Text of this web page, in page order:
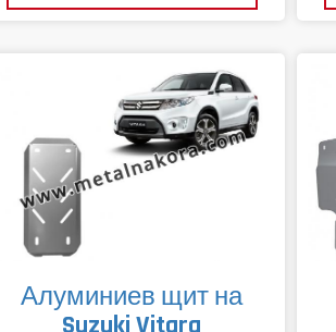
Алуминиев щит на